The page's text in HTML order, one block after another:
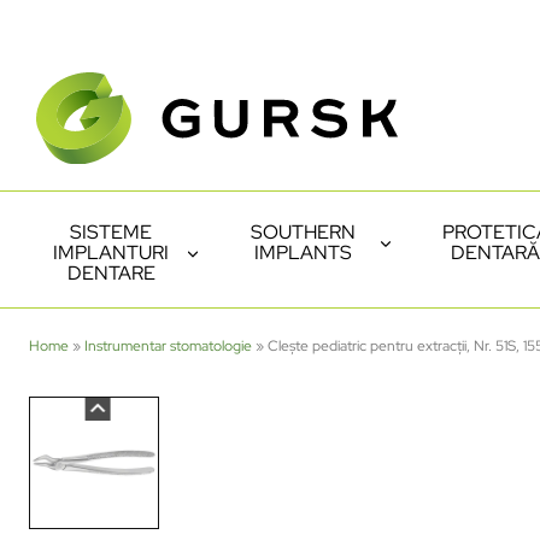
SISTEME
IMPLANTURI
DENTARE
SOUTHERN
IMPLANTS
DENTARĂ
Home » Instrumentar stomatologie »Clește pediatric pentru extracții, Nr. 51S,